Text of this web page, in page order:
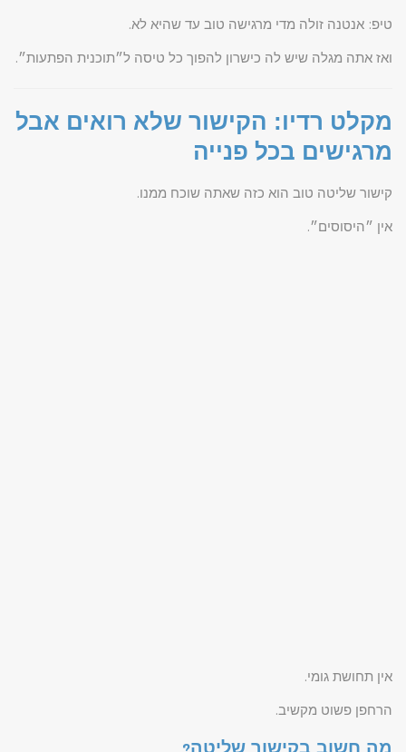
טיפ: אנטנה זולה מדי מרגישה טוב עד שהיא לא.
ואז אתה מגלה שיש לה כישרון להפוך כל טיסה ל״תוכנית הפתעות״.
מקלט רדיו: הקישור שלא רואים אבל
מרגישים בכל פנייה
קישור שליטה טוב הוא כזה שאתה שוכח ממנו.
אין ״היסוסים״.
אין תחושת גומי.
הרחפן פשוט מקשיב.